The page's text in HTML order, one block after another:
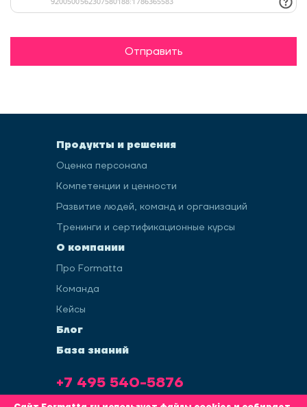
Отправить
Продукты и решения
Оценка персонала
Компетенции и ценности
Развитие людей, команд и организаций
Тренинги и сертификационные курсы
О компании
Про Formatta
Команда
Кейсы
Блог
База знаний
+7 495 540-5876